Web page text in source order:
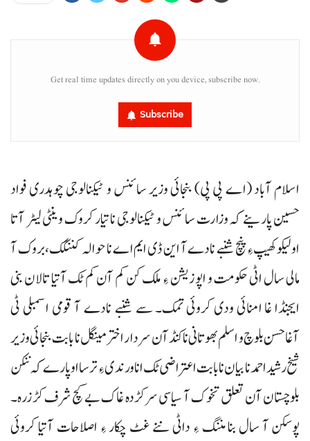
Get real time updates directly on you device, subscribe now.
Subscribe
اسلام آباد (اے پی پی) بنجائی وزیر سائنس و ٹیکنالوجی چوہدری فواد
حسین پارینے کہ وزارت سائنس و ٹیکنالوجی نا تیار کروک وینٹی لیٹر آتا
اولیکو کھیپ ءِ پنچ شنبے نادے آ این ڈی ایم اے نا حوالہ کننگک، بروک آ
مالی سال اٹی حکومت و اپوزیشن ءِ ملک کن کم آن کم ٹک آتیا تالان بنی
ایجنڈا غا امنائی ودی کروئی تمک۔ سے شنبے نادے آ قومی اسمبلی ٹی
آغاحسن بلوچ و اسلم بھوتانی نا کنڈآن سردار اختر مینگل نا بابت بنجائی وزیر
شیخ رشید احمد نا بیان نا بابت اعتراضی ٹک انا ورندی ءِ ترسا اوپارے کہ ننکن
بلوچستان آن تعلق تخوک آ سیاسی سرکڑدہ غاک بے کچ شرف کڑزرہ۔
پوسکن آ سال بنا مننگ ءِ داٹی ننے غٹ چکار ءِ اصلاحات آتیا کروئی